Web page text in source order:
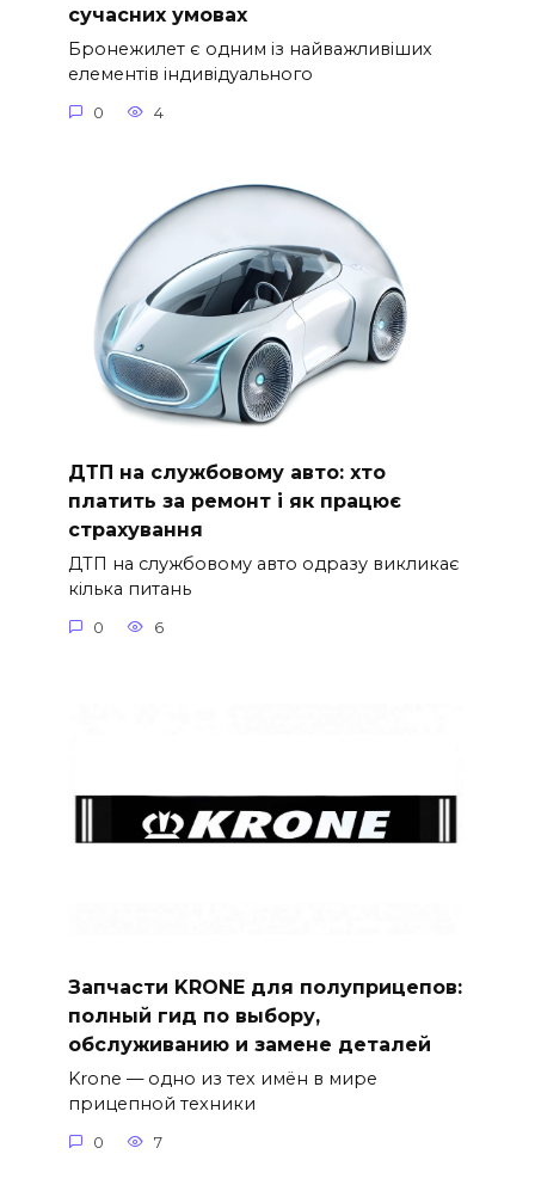
сучасних умовах
Бронежилет є одним із найважливіших
елементів індивідуального
0 4
ДТП на службовому авто: хто
платить за ремонт і як працює
страхування
ДТП на службовому авто одразу викликає
кілька питань
0 6
Запчасти KRONE для полуприцепов:
полный гид по выбору,
обслуживанию и замене деталей
Krone — одно из тех имён в мире
прицепной техники
0 7